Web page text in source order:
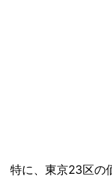
特に、東京23区の